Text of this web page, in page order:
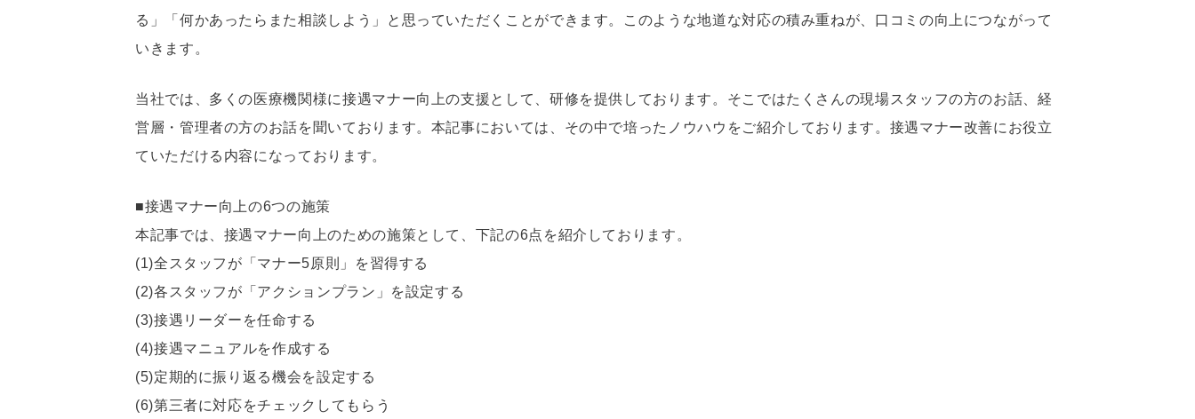
る」「何かあったらまた相談しよう」と思っていただくことができます。このような地道な対応の積み重ねが、口コミの向上につながって
いきます。
当社では、多くの医療機関様に接遇マナー向上の支援として、研修を提供しております。そこではたくさんの現場スタッフの方のお話、経
営層・管理者の方のお話を聞いております。本記事においては、その中で培ったノウハウをご紹介しております。接遇マナー改善にお役立
ていただける内容になっております。
■接遇マナー向上の6つの施策
本記事では、接遇マナー向上のための施策として、下記の6点を紹介しております。
(1)全スタッフが「マナー5原則」を習得する
(2)各スタッフが「アクションプラン」を設定する
(3)接遇リーダーを任命する
(4)接遇マニュアルを作成する
(5)定期的に振り返る機会を設定する
(6)第三者に対応をチェックしてもらう